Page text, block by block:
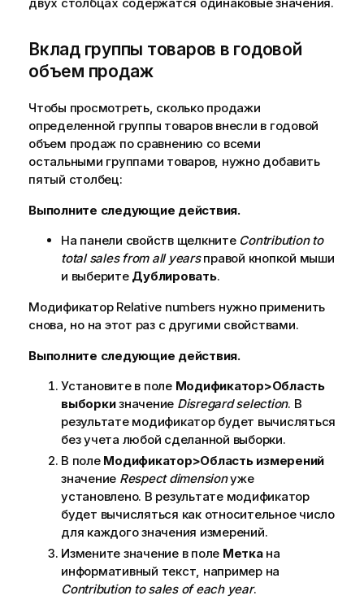
двух столбцах содержатся одинаковые значения.
Вклад группы товаров в годовой
объем продаж
Чтобы просмотреть, сколько продажи
определенной группы товаров внесли в годовой
объем продаж по сравнению со всеми
остальными группами товаров, нужно добавить
пятый столбец:
Выполните следующие действия.
На панели свойств щелкните Contribution to
total sales from all yearsправой кнопкой мыши
и выберите Дублировать.
Модификатор Relative numbers нужно применить
снова, но на этот раз с другими свойствами.
Выполните следующие действия.
Установите в поле Модификатор>Область
выборкизначение Disregard selection. В
результате модификатор будет вычисляться
без учета любой сделанной выборки.
В поле Модификатор>Область измерений
значение Respect dimensionуже
установлено. В результате модификатор
будет вычисляться как относительное число
для каждого значения измерений.
Измените значение в поле Меткана
информативный текст, например на
Contribution to sales of each year.